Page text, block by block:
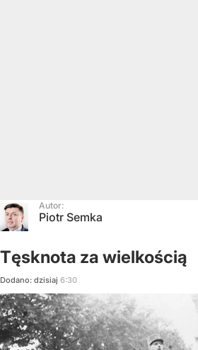
Autor:
Piotr Semka
Tęsknota za wielkością
Dodano: dzisiaj 6:30